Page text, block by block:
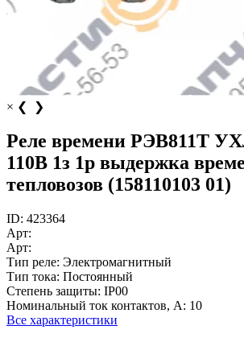
× ❮ ❯
Реле времени РЭВ811Т
110В 1з 1р выдержка
тепловозов (158110103 01)
ID: 423364
Арт:
Арт:
Тип реле: Электромагнитный
Тип тока: Постоянный
Степень защиты: IP00
Номинальный ток контактов, А: 10
Все характеристики